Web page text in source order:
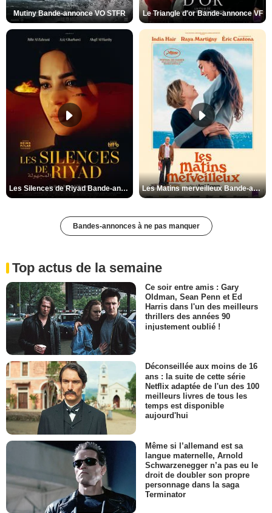
Mutiny Bande-annonce VO STFR Le Triangle d'or Bande-annonce VF
Les Silences de Riyad Bande-annonce VO STFR Les Matins merveilleux Bande-annonce VF
Bandes-annonces à ne pas manquer
Top actus de la semaine
Ce soir entre amis : Gary
Oldman, Sean Penn et Ed
Harris dans l'un des meilleurs
thrillers des années 90
injustement oublié !
Déconseillée aux moins de 16
ans : la suite de cette série
Netflix adaptée de l'un des 100
meilleurs livres de tous les
temps est disponible
aujourd'hui
Même si l’allemand est sa
langue maternelle, Arnold
Schwarzenegger n’a pas eu le
droit de doubler son propre
personnage dans la saga
Terminator